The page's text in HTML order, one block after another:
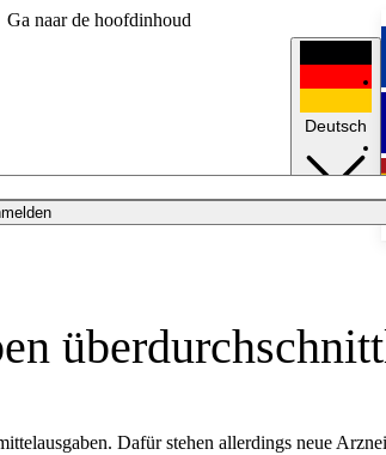
Ga naar de hoofdinhoud
Deutsch
Dafür stehen allerdings neue